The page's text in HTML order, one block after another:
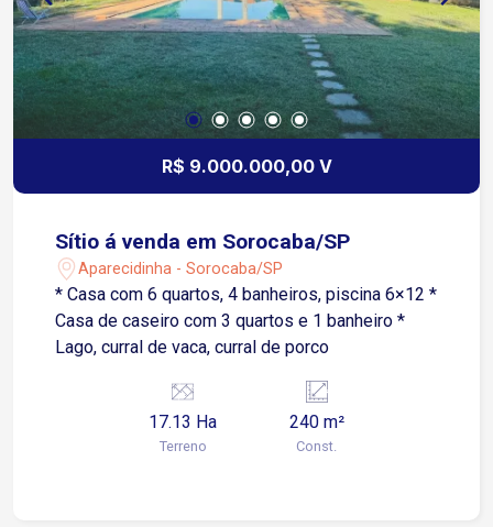
R$ 9.000.000,00 V
Sítio á venda em Sorocaba/SP
Aparecidinha - Sorocaba/SP
* Casa com 6 quartos, 4 banheiros, piscina 6×12 *
Casa de caseiro com 3 quartos e 1 banheiro *
Lago, curral de vaca, curral de porco
17.13 Ha
Terreno
240 m²
Const.